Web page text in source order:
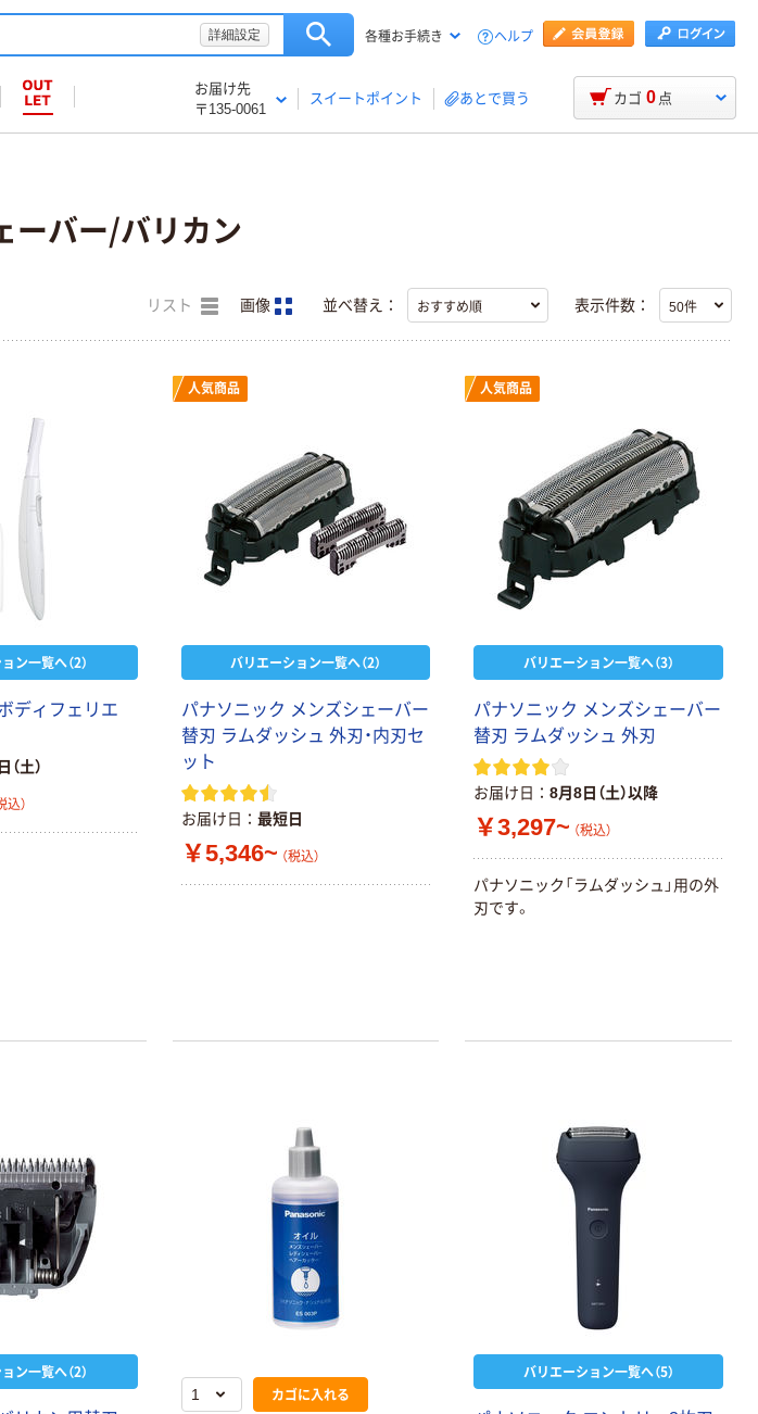
詳細設定 各種お手続き ヘルプ
お届け先
〒135-0061
スイートポイント あとで買う カゴ 0 点
ーバー/バリカン
リスト 画像 並べ替え： 表示件数：
ン一覧へ（2）
ディフェリエ
土）
込）
人気商品
バリエーション一覧へ（2）
パナソニック メンズシェーバー
替刃 ラムダッシュ 外刃・内刃セ
ット
お届け日 最短日
￥5,346~ （税込）
人気商品
バリエーション一覧へ（3）
パナソニック メンズシェーバー
替刃 ラムダッシュ 外刃
お届け日 8月8日（土）以降
￥3,297~ （税込）
パナソニック「ラムダッシュ」用の外
刃です。
ン一覧へ（2）
カゴに入れる
バリエーション一覧へ（5）